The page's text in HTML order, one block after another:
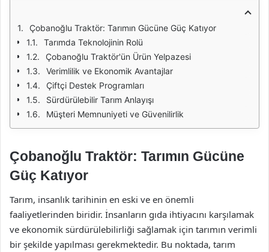
Çobanoğlu Traktör: Tarımın Gücüne Güç Katıyor
Tarımda Teknolojinin Rolü
Çobanoğlu Traktör'ün Ürün Yelpazesi
Verimlilik ve Ekonomik Avantajlar
Çiftçi Destek Programları
Sürdürülebilir Tarım Anlayışı
Müşteri Memnuniyeti ve Güvenilirlik
Çobanoğlu Traktör: Tarımın Gücüne
Güç Katıyor
Tarım, insanlık tarihinin en eski ve en önemli
faaliyetlerinden biridir. İnsanların gıda ihtiyacını karşılamak
ve ekonomik sürdürülebilirliği sağlamak için tarımın verimli
bir şekilde yapılması gerekmektedir. Bu noktada, tarım